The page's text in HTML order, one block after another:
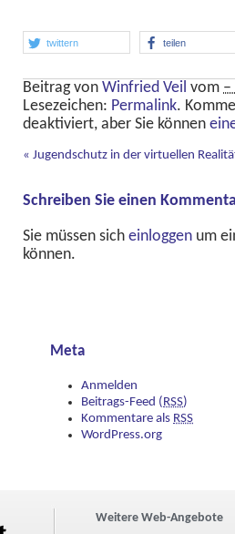
twittern teilen
Beitrag von Winfried Veil vom –
Lesezeichen: Permalink.
deaktiviert, aber Sie können
« Jugendschutz in der virtuellen
Schreiben Sie einen
Sie müssen sich einloggen um
können.
Meta
Anmelden
Beitrags-Feed (RSS)
Kommentare als RSS
WordPress.org
Weitere Web-Angebote